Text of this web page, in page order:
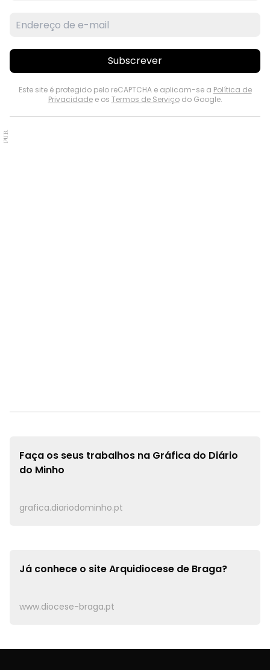
Subscrever
Este site é protegido pelo reCAPTCHA e aplicam-se a Política de
Privacidadee os Termos de Serviçodo Google.
PUB.
Faça os seus trabalhos na Gráfica do Diário
do Minho
grafica.diariodominho.pt
Já conhece o siteArquidiocese de Braga?
www.diocese-braga.pt